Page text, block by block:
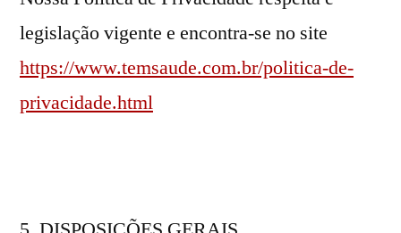
legislação vigente e encontra-se no site
https://www.temsaude.com.br/politica-de-
privacidade.html